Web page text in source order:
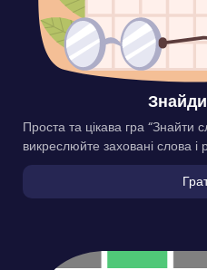
Проста та цікава гра “Знайти
викреслюйте заховані слова і